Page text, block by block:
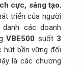
cực, sáng tạo,
triển của người
danh các doanh
VBE500 suốt 3
hút bền vững đối
là các chương